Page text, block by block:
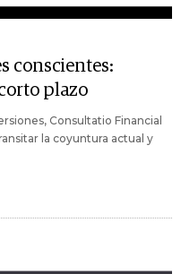
conscientes:
plazo
Consultatio Financial
la coyuntura actual y